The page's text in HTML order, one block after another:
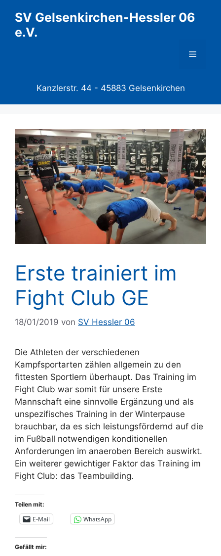
Inhalt
springen
SV Gelsenkirchen-Hessler 06
e.V.
Menü
Kanzlerstr. 44 - 45883 Gelsenkirchen
Erste trainiert im
Fight Club GE
18/01/2019 von SV Hessler 06
Die Athleten der verschiedenen
Kampfsportarten zählen allgemein zu den
fittesten Sportlern überhaupt. Das Training im
Fight Club war somit für unsere Erste
Mannschaft eine sinnvolle Ergänzung und als
unspezifisches Training in der Winterpause
brauchbar, da es sich leistungsfördernd auf die
im Fußball notwendigen konditionellen
Anforderungen im anaeroben Bereich auswirkt.
Ein weiterer gewichtiger Faktor das Training im
Fight Club: das Teambuilding.
Teilen mit:
E-Mail WhatsApp
Gefällt mir: